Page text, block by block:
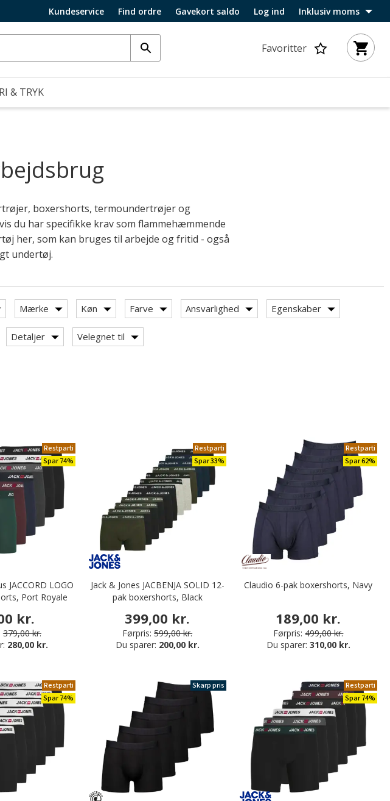
Kundeservice Find ordre Gavekort saldo Log ind Inklusiv moms
Favoritter
& TRYK
boxershorts, termoundertrøjer og
du har specifikke krav som flammehæmmende
her, som kan bruges til arbejde og fritid - også
undertøj.
Mærke Køn Farve Ansvarlighed Egenskaber
Detaljer Velegnet til
Restparti
Spar 74%
JACCORD LOGO
Port Royale
kr.
379,00 kr.
280,00 kr.
Restparti
Spar 33%
Jack & Jones JACBENJA SOLID 12-
pak boxershorts, Black
399,00 kr.
Førpris: 599,00 kr.
Du sparer: 200,00 kr.
Restparti
Spar 62%
Claudio 6-pak boxershorts, Navy
189,00 kr.
Førpris: 499,00 kr.
Du sparer: 310,00 kr.
Restparti
Spar 74%
Skarp pris
Restparti
Spar 74%